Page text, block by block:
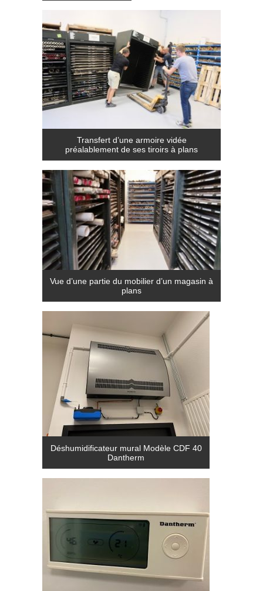
Transfert d’une armoire vidée
préalablement de ses tiroirs à plans
Vue d’une partie du mobilier d’un magasin à
plans
Déshumidificateur mural Modèle CDF 40
Dantherm